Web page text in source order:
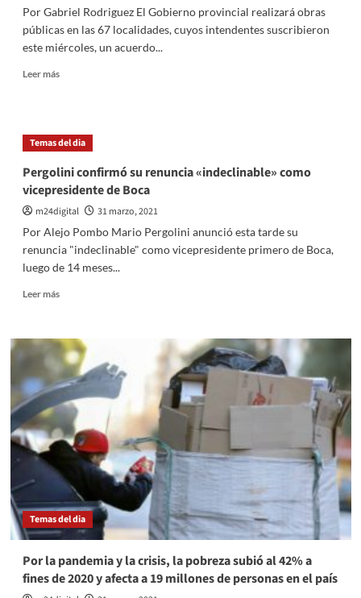
a
nuevos
oficiales
patrullarán
Por Gabriel Rodriguez El Gobierno provincial realizará obras
públicas en las 67 localidades, cuyos intendentes suscribieron
este miércoles, un acuerdo...
Leer másLeer
Luis
firmó
histórico
convenio
con
los
municipios
para
el
la
deuda
de
Nación
Temas del dia
Pergolini confirmó su renuncia «indeclinable» como
vicepresidente de Boca
m24digital
31 marzo, 2021
Por Alejo Pombo Mario Pergolini anunció esta tarde su
renuncia "indeclinable" como vicepresidente primero de Boca,
luego de 14 meses...
Leer másLeer
Pergolini
confirmó
su
renuncia
«indeclinable»
como
vicepresidente
de
Boca
Temas del dia
Por la pandemia y la crisis, la pobreza subió al 42% a
fines de 2020 y afecta a 19 millones de personas en el país